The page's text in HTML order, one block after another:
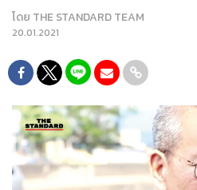
โดย THE STANDARD TEAM
20.01.2021